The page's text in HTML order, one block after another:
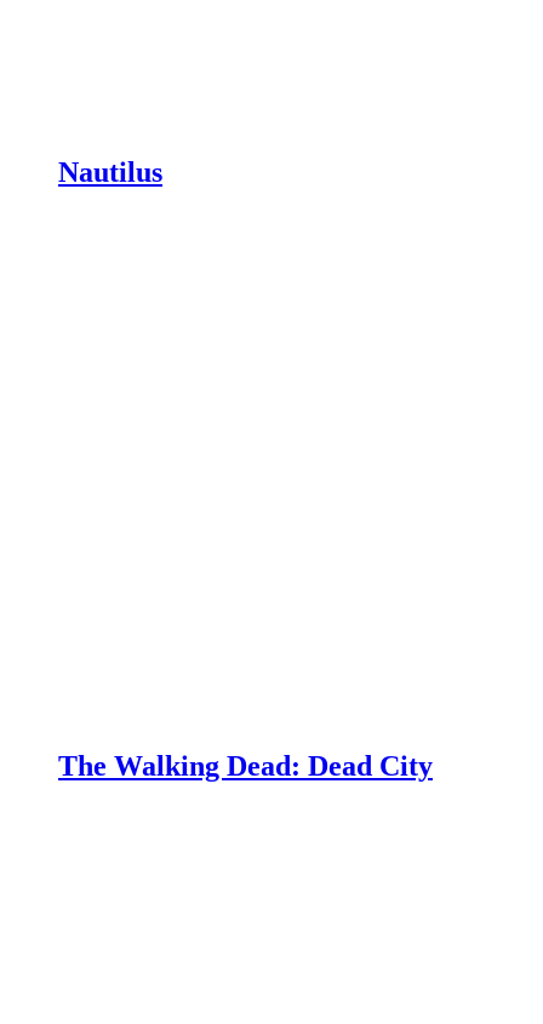
Nautilus
The Walking Dead: Dead City